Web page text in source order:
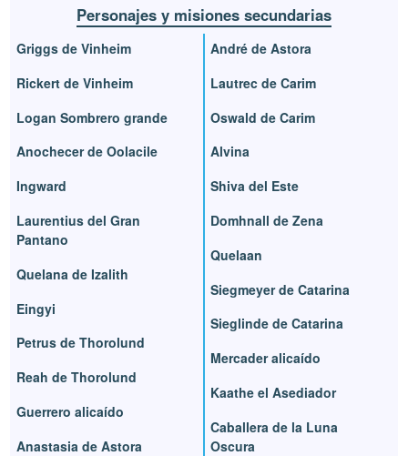
Personajes y misiones secundarias
Griggs de Vinheim
Rickert de Vinheim
Logan Sombrero grande
Anochecer de Oolacile
Ingward
Laurentius del Gran
Pantano
Quelana de Izalith
Eingyi
Petrus de Thorolund
Reah de Thorolund
Guerrero alicaído
Anastasia de Astora
André de Astora
Lautrec de Carim
Oswald de Carim
Alvina
Shiva del Este
Domhnall de Zena
Quelaan
Siegmeyer de Catarina
Sieglinde de Catarina
Mercader alicaído
Kaathe el Asediador
Caballera de la Luna
Oscura